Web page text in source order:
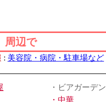
周辺で
: 美容院・病院・駐車場など
・ビアガーデン
・ 中華